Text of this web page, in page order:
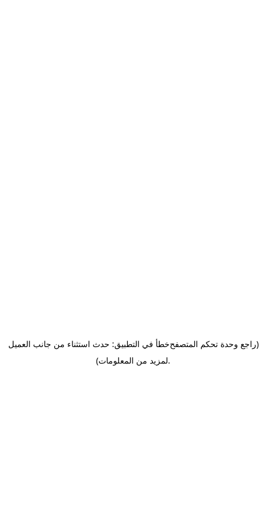
خطأ في التطبيق: حدث استثناء من جانب العميل(راجع وحدة تحكم المتصفح
لمزيد من المعلومات).